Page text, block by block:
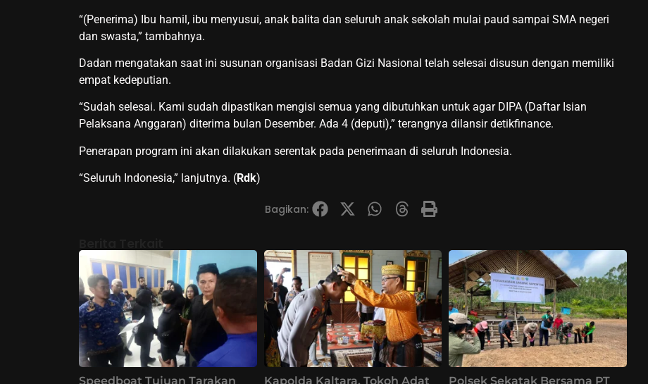
“(Penerima) Ibu hamil, ibu menyusui, anak balita dan seluruh anak sekolah mulai paud sampai SMA negeri
dan swasta,” tambahnya.
Dadan mengatakan saat ini susunan organisasi Badan Gizi Nasional telah selesai disusun dengan memiliki
empat kedeputian.
“Sudah selesai. Kami sudah dipastikan mengisi semua yang dibutuhkan untuk agar DIPA (Daftar Isian
Pelaksana Anggaran) diterima bulan Desember. Ada 4 (deputi),” terangnya dilansir detikfinance.
Penerapan program ini akan dilakukan serentak pada penerimaan di seluruh Indonesia.
“Seluruh Indonesia,” lanjutnya. (Rdk)
Bagikan:
Speedboat Tujuan Tarakan
Kapolda Kaltara, Tokoh Adat
Polsek Sekatak Bersama PT